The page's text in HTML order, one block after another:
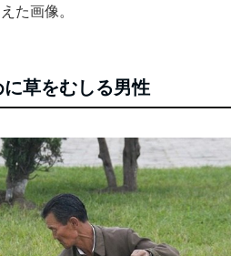
た画像。
草をむしる男性